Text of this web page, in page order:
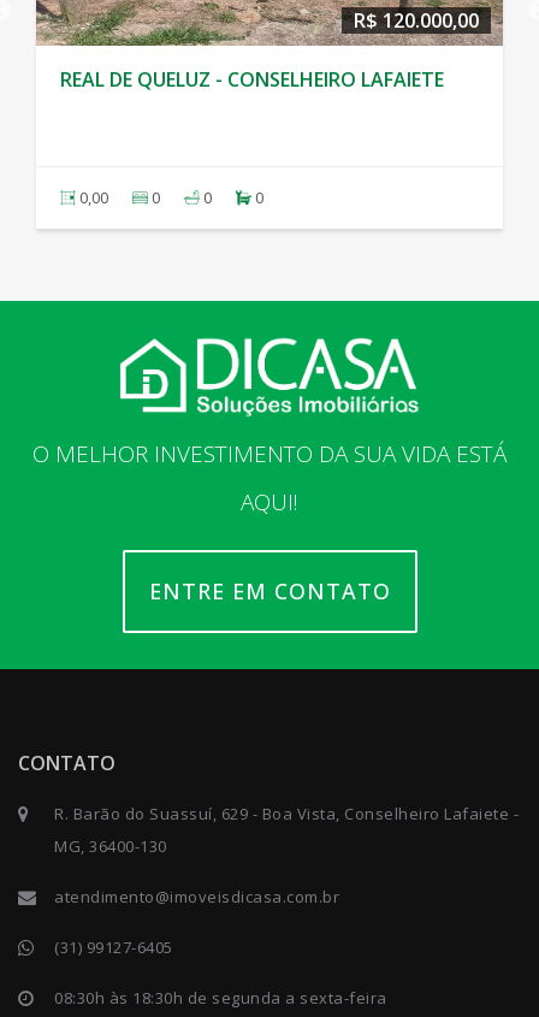
R$ 120.000,00
REAL DE QUELUZ - CONSELHEIRO LAFAIETE
0,00 0 0 0
O MELHOR INVESTIMENTO DA SUA VIDA ESTÁ
AQUI!
ENTRE EM CONTATO
CONTATO
R. Barão do Suassuí, 629 - Boa Vista, Conselheiro Lafaiete -
MG, 36400-130
atendimento@imoveisdicasa.com.br
(31) 99127-6405
08:30h às 18:30h de segunda a sexta-feira